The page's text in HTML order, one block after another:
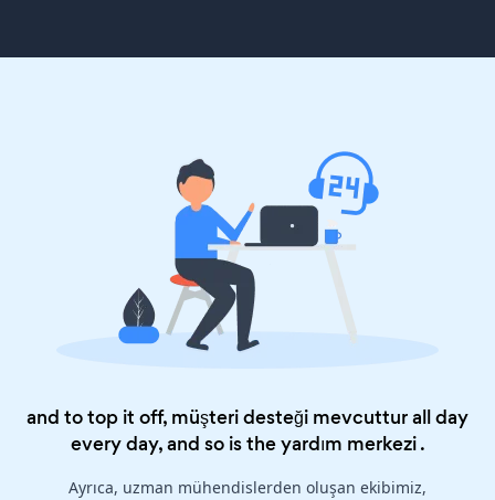
and to top it off, müşteri desteği mevcuttur all day
every day, and so is theyardım merkezi.
Ayrıca, uzman mühendislerden oluşan ekibimiz,